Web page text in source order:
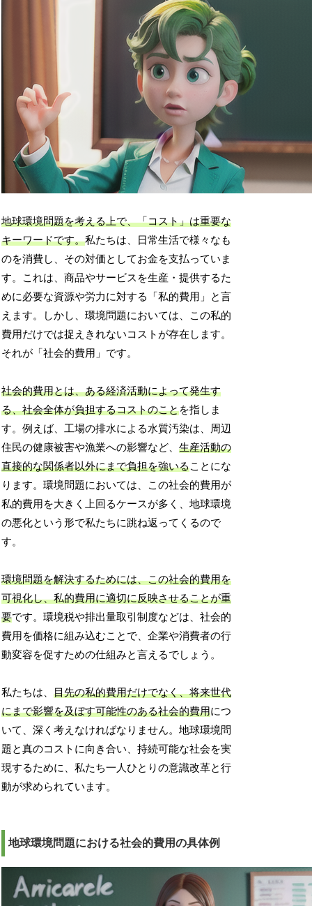
地球環境問題を考える上で、「コスト」は重要な
キーワードです。私たちは、日常生活で様々なも
のを消費し、その対価としてお金を支払っていま
す。これは、商品やサービスを生産・提供するた
めに必要な資源や労力に対する「私的費用」と言
えます。しかし、環境問題においては、この私的
費用だけでは捉えきれないコストが存在します。
それが「社会的費用」です。
社会的費用とは、ある経済活動によって発生す
る、社会全体が負担するコストのことを指しま
す。例えば、工場の排水による水質汚染は、周辺
住民の健康被害や漁業への影響など、生産活動の
直接的な関係者以外にまで負担を強いることにな
ります。環境問題においては、この社会的費用が
私的費用を大きく上回るケースが多く、地球環境
の悪化という形で私たちに跳ね返ってくるので
す。
環境問題を解決するためには、この社会的費用を
可視化し、私的費用に適切に反映させることが重
要です。環境税や排出量取引制度などは、社会的
費用を価格に組み込むことで、企業や消費者の行
動変容を促すための仕組みと言えるでしょう。
私たちは、目先の私的費用だけでなく、将来世代
にまで影響を及ぼす可能性のある社会的費用につ
いて、深く考えなければなりません。地球環境問
題と真のコストに向き合い、持続可能な社会を実
現するために、私たち一人ひとりの意識改革と行
動が求められています。
地球環境問題における社会的費用の具体例